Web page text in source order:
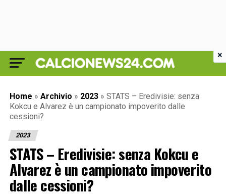
Home » Archivio » 2023 » STATS – Eredivisie: senza
Kokcu e Alvarez è un campionato impoverito dalle
cessioni?
2023
STATS – Eredivisie: senza Kokcu e
Alvarez è un campionato impoverito
dalle cessioni?
×